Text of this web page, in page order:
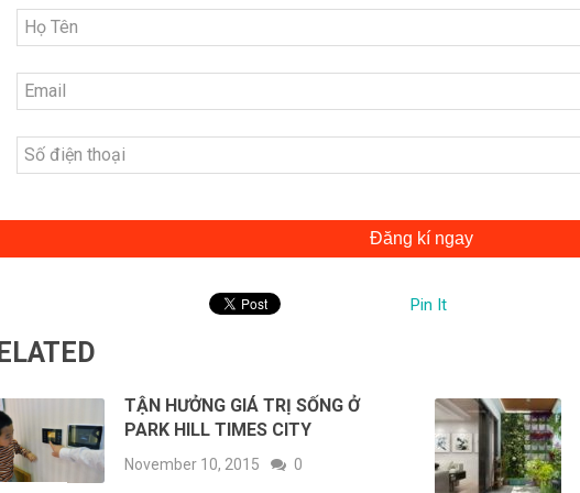
Đăng kí ngay
Pin It
TẬN HƯỞNG GIÁ TRỊ SỐNG Ở
PARK HILL TIMES CITY
November 10, 2015 0